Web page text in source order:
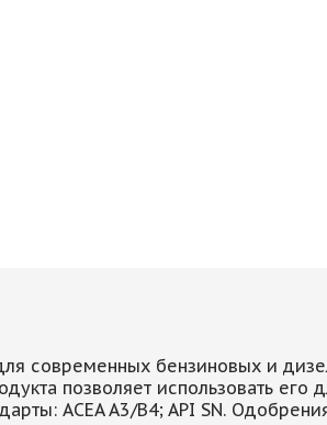
современных бензиновых и
позволяет использовать его
ACEA A3/B4; API SN.